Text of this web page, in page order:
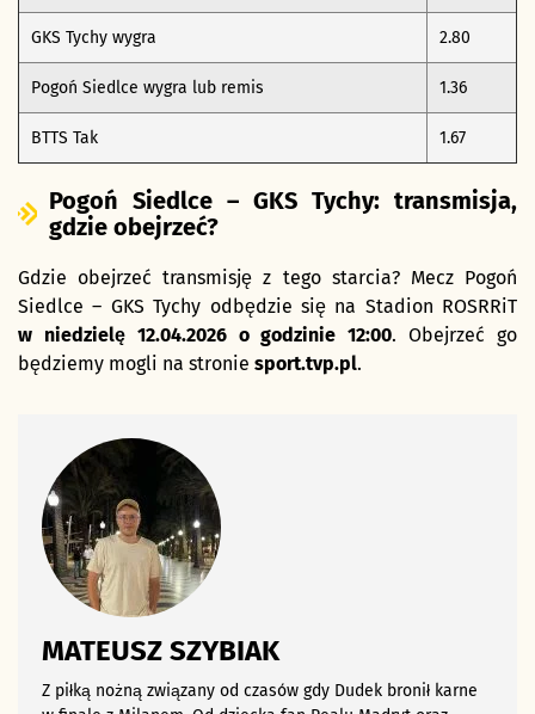
GKS Tychy wygra 2.80
Pogoń Siedlce wygra lub remis 1.36
BTTS Tak 1.67
Pogoń Siedlce – GKS Tychy: transmisja,
gdzie obejrzeć?
Gdzie obejrzeć transmisję z tego starcia? Mecz Pogoń
Siedlce – GKS Tychy odbędzie się na Stadion ROSRRiT
w niedzielę 12.04.2026 o godzinie 12:00. Obejrzeć go
będziemy mogli na stronie sport.tvp.pl.
MATEUSZ SZYBIAK
Z piłką nożną związany od czasów gdy Dudek bronił karne